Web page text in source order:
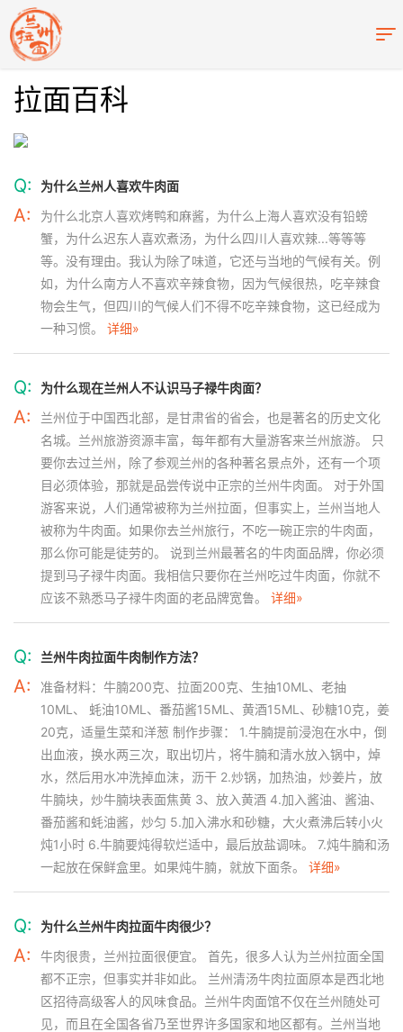
拉面百科
Q: 为什么兰州人喜欢牛肉面
A:
为什么北京人喜欢烤鸭和麻酱，为什么上海人喜欢没有铅螃
蟹，为什么迟东人喜欢煮汤，为什么四川人喜欢辣...等等等
等。没有理由。我认为除了味道，它还与当地的气候有关。例
如，为什么南方人不喜欢辛辣食物，因为气候很热，吃辛辣食
物会生气，但四川的气候人们不得不吃辛辣食物，这已经成为
一种习惯。 详细»
Q: 为什么现在兰州人不认识马子禄牛肉面？
A:
兰州位于中国西北部，是甘肃省的省会，也是著名的历史文化
名城。兰州旅游资源丰富，每年都有大量游客来兰州旅游。 只
要你去过兰州，除了参观兰州的各种著名景点外，还有一个项
目必须体验，那就是品尝传说中正宗的兰州牛肉面。 对于外国
游客来说，人们通常被称为兰州拉面，但事实上，兰州当地人
被称为牛肉面。如果你去兰州旅行，不吃一碗正宗的牛肉面，
那么你可能是徒劳的。 说到兰州最著名的牛肉面品牌，你必须
提到马子禄牛肉面。我相信只要你在兰州吃过牛肉面，你就不
应该不熟悉马子禄牛肉面的老品牌宽鲁。 详细»
Q: 兰州牛肉拉面牛肉制作方法？
A:
准备材料：牛腩200克、拉面200克、生抽10ML、老抽
10ML、 蚝油10ML、番茄酱15ML、黄酒15ML、砂糖10克，姜
20克，适量生菜和洋葱 制作步骤： 1.牛腩提前浸泡在水中，倒
出血液，换水两三次，取出切片，将牛腩和清水放入锅中，焯
水，然后用水冲洗掉血沫，沥干 2.炒锅，加热油，炒姜片，放
牛腩块，炒牛腩块表面焦黄 3、放入黄酒 4.加入酱油、酱油、
番茄酱和蚝油酱，炒匀 5.加入沸水和砂糖，大火煮沸后转小火
炖1小时 6.牛腩要炖得软烂适中，最后放盐调味。 7.炖牛腩和汤
一起放在保鲜盒里。如果炖牛腩，就放下面条。 详细»
Q: 为什么兰州牛肉拉面牛肉很少？
A:
牛肉很贵，兰州拉面很便宜。 首先，很多人认为兰州拉面全国
都不正宗，但事实并非如此。 兰州清汤牛肉拉面原本是西北地
区招待高级客人的风味食品。兰州牛肉面馆不仅在兰州随处可
见，而且在全国各省乃至世界许多国家和地区都有。兰州当地